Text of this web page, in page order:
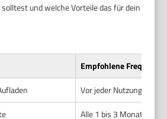
und welche Vorteile das für dein
Empfohlene Frequenz
Vor jeder Nutzung oder
Alle 1 bis 3 Monate